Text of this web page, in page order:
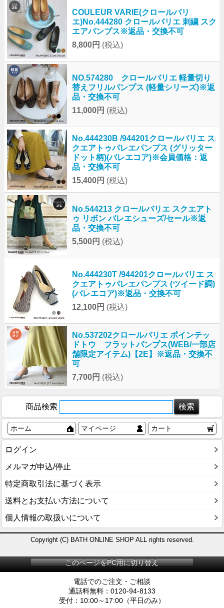
COULEUR VARIE(クロールバリ
エ)No.444280 クロールバリエ 刺繍 スク
エアパンプス※返品・交換不可
8,800円 (税込)
NO.574280 クロールバリエ 軽量切り
替えフリルパンプス (軽量シリーズ)※返
品・交換不可
11,000円 (税込)
No.444230B /944201クロールバリエ ス
クエアトゥバレエパンプス (グリッター
ドット柄)(バレエコア)※会員価格：返
品・交換不可
15,400円 (税込)
No.544213 クロールバリエ スクエアト
ゥ リボン バレエシューズ/セール※返
品・交換不可
5,500円 (税込)
No.444230T /944201クロールバリエ ス
クエアトゥバレエパンプス (ツイード調)
(バレエコア)※返品・交換不可
12,100円 (税込)
No.537202クロールバリエ ポインテッ
ドトウ フラットパンプス(WEB/一部店
舗限定アイテム)【2E】※返品・交換不
可
7,700円 (税込)
商品検索
ホーム マイページ カート
ログイン
メルマガ申込/停止
特定商取引法に基づく表示
送料とお支払い方法について
個人情報の取扱いについて
Copyright (C) BATH ONLINE SHOP ALL rights reserved.
電話でのご注文・ご相談
通話料無料：0120-94-8133
受付：10:00～17:00（平日のみ）
このページをPC用に切り替え